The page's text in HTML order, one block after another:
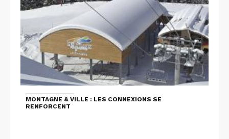
MONTAGNE & VILLE : LES CONNEXIONS SE
RENFORCENT